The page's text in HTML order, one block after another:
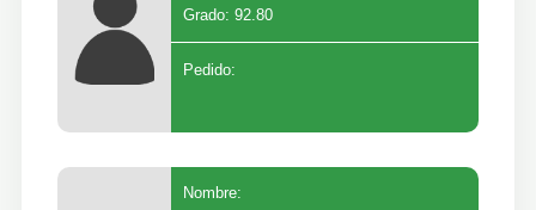
Grado: 92.80
Pedido:
Nombre: